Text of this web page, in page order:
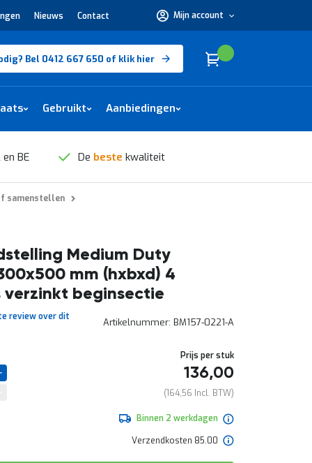
Nieuws Contact Mijn account
nodig?
Bel 0412 667 650 of klik hier Winkelwagen
Cart
Gebruikt Aanbiedingen
BE De beste kwaliteit
samenstellen
Medium Duty
mm (hxbxd) 4
verzinkt beginsectie
review over dit
Artikelnummer BM157-0221-A
Prijs per stuk
136,00
164,56
Binnen 2 werkdagen
Verzendkosten 85.00